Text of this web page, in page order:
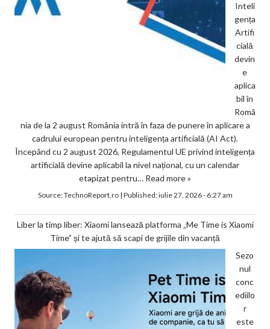
Inteli
gența
Artifi
cială
devin
e
aplica
bil în
Româ
nia de la 2 august România intră în faza de punere în aplicare a
cadrului european pentru inteligența artificială (AI Act).
Începând cu 2 august 2026, Regulamentul UE privind inteligența
artificială devine aplicabil la nivel național, cu un calendar
etapizat pentru… Read more »
Source:TechnoReport.ro| Published:iulie 27, 2026 - 6:27 am
Liber la timp liber: Xiaomi lansează platforma „Me Time is Xiaomi
Time” și te ajută să scapi de grijile din vacanță
Sezo
nul
conc
ediilo
r
este